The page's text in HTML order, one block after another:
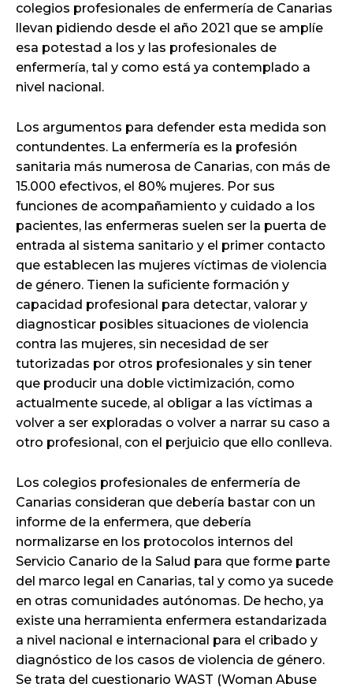
colegios profesionales de enfermería de Canarias
llevan pidiendo desde el año 2021 que se amplíe
esa potestad a los y las profesionales de
enfermería, tal y como está ya contemplado a
nivel nacional.
Los argumentos para defender esta medida son
contundentes. La enfermería es la profesión
sanitaria más numerosa de Canarias, con más de
15.000 efectivos, el 80% mujeres. Por sus
funciones de acompañamiento y cuidado a los
pacientes, las enfermeras suelen ser la puerta de
entrada al sistema sanitario y el primer contacto
que establecen las mujeres víctimas de violencia
de género. Tienen la suficiente formación y
capacidad profesional para detectar, valorar y
diagnosticar posibles situaciones de violencia
contra las mujeres, sin necesidad de ser
tutorizadas por otros profesionales y sin tener
que producir una doble victimización, como
actualmente sucede, al obligar a las víctimas a
volver a ser exploradas o volver a narrar su caso a
otro profesional, con el perjuicio que ello conlleva.
Los colegios profesionales de enfermería de
Canarias consideran que debería bastar con un
informe de la enfermera, que debería
normalizarse en los protocolos internos del
Servicio Canario de la Salud para que forme parte
del marco legal en Canarias, tal y como ya sucede
en otras comunidades autónomas. De hecho, ya
existe una herramienta enfermera estandarizada
a nivel nacional e internacional para el cribado y
diagnóstico de los casos de violencia de género.
Se trata del cuestionario WAST (Woman Abuse